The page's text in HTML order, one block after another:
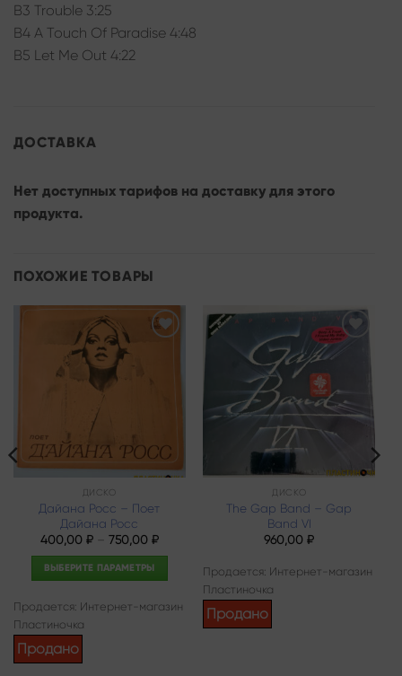
B3 Trouble 3:25
B4 A Touch Of Paradise 4:48
B5 Let Me Out 4:22
ДОСТАВКА
Нет доступных тарифов на доставку для этого
продукта.
ПОХОЖИЕ ТОВАРЫ
ДИСКО
Дайана Росс – Поет
Дайана Росс
400,00 ₽– 750,00 ₽
ВЫБЕРИТЕ ПАРАМЕТРЫ
товар
Продается: Интернет-магазин
Пластиночка
Продано
ДИСКО
The Gap Band – Gap
Band VI
960,00₽
Продается: Интернет-магазин
Пластиночка
Продано